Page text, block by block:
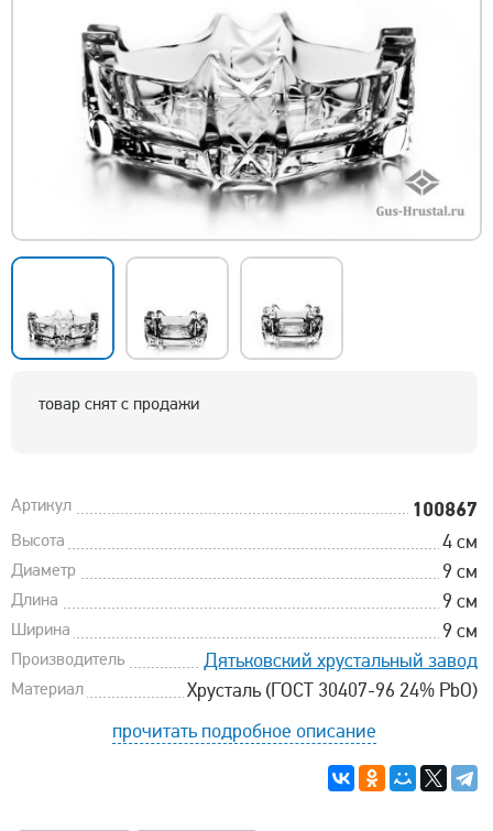
товар снят с продажи
Артикул 100867
Высота 4 см
Диаметр 9 см
Длина 9 см
Ширина 9 см
Производитель Дятьковский хрустальный завод
Материал
Хрусталь (ГОСТ 30407-96 24% PbO)
прочитать подробное описание